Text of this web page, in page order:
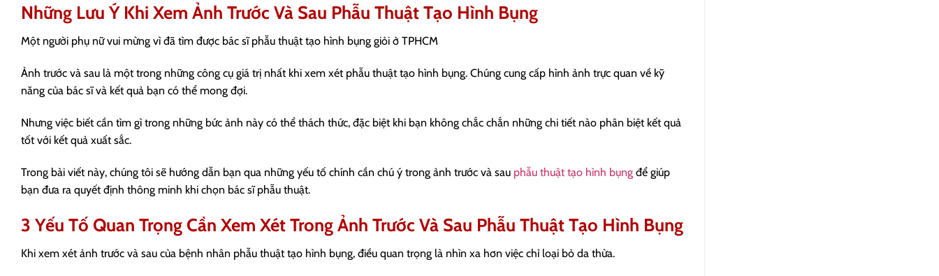
Những Lưu Ý Khi Xem Ảnh Trước Và Sau Phẫu Thuật Tạo Hình Bụng
Một người phụ nữ vui mừng vì đã tìm được bác sĩ phẫu thuật tạo hình bụng giỏi ở TPHCM
Ảnh trước và sau là một trong những công cụ giá trị nhất khi xem xét phẫu thuật tạo hình bụng. Chúng cung cấp hình ảnh trực quan về kỹ
năng của bác sĩ và kết quả bạn có thể mong đợi.
Nhưng việc biết cần tìm gì trong những bức ảnh này có thể thách thức, đặc biệt khi bạn không chắc chắn những chi tiết nào phân biệt kết quả
tốt với kết quả xuất sắc.
Trong bài viết này, chúng tôi sẽ hướng dẫn bạn qua những yếu tố chính cần chú ý trong ảnh trước và sau phẫu thuật tạo hình bụng để giúp
bạn đưa ra quyết định thông minh khi chọn bác sĩ phẫu thuật.
3 Yếu Tố Quan Trọng Cần Xem Xét Trong Ảnh Trước Và Sau Phẫu Thuật Tạo Hình Bụng
Khi xem xét ảnh trước và sau của bệnh nhân phẫu thuật tạo hình bụng, điều quan trọng là nhìn xa hơn việc chỉ loại bỏ da thừa.